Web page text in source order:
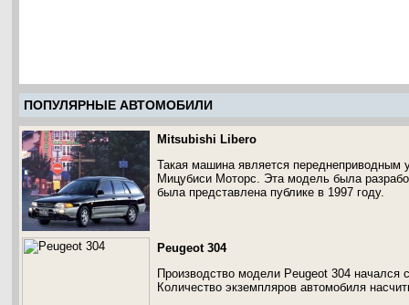
ПОПУЛЯРНЫЕ АВТОМОБИЛИ
Mitsubishi Libero
Такая машина является переднеприводным
Мицубиси Моторс. Эта модель была
была представлена публике в 1997 году.
Peugeot 304
Производство модели Peugeot 304 начался
Количество экземпляров автомобиля